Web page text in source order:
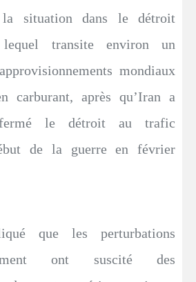
situation dans le détroit
transite environ un
mondiaux
carburant, après qu’Iran a
fermé le détroit au trafic
de la guerre en février
que les perturbations
ont suscité des